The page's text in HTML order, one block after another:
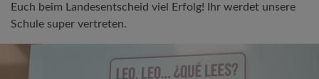
Euch beim Landesentscheid viel Erfolg! Ihr werdet unsere
Schule super vertreten.